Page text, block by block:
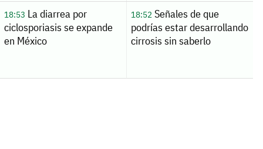
18:53 La diarrea por
ciclosporiasis se expande
en México
18:52Señales de que
podrías estar desarrollando
cirrosis sin saberlo